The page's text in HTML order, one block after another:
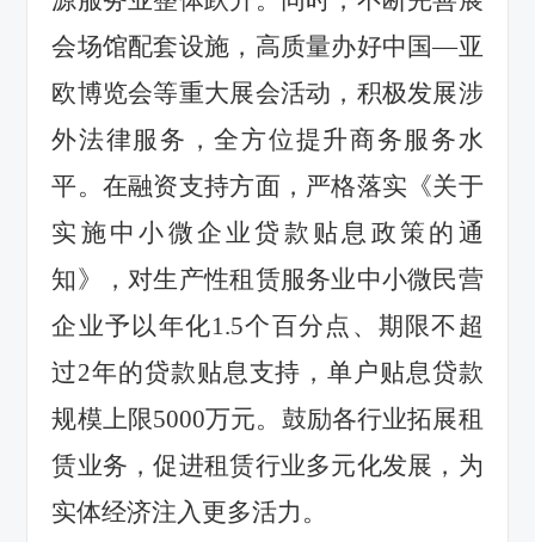
会场馆配套设施 ， 高质量办好中国—亚
欧博览会等重大展会活动， 积极发展涉
外法律服务，全方位提升商务服务水
平。在融资支持方面，严格落实《关于
实施中小微企业贷款贴息政策的通
知》，对生产性租赁服务业中小微民营
企业予以年化1.5个百分点 、期限不超
过2年的贷款贴息支持，单户贴息贷款
规模上限5000万元。鼓励各行业拓展租
赁业务，促进租赁行业多元化发展，为
实体经济注入更多活力。